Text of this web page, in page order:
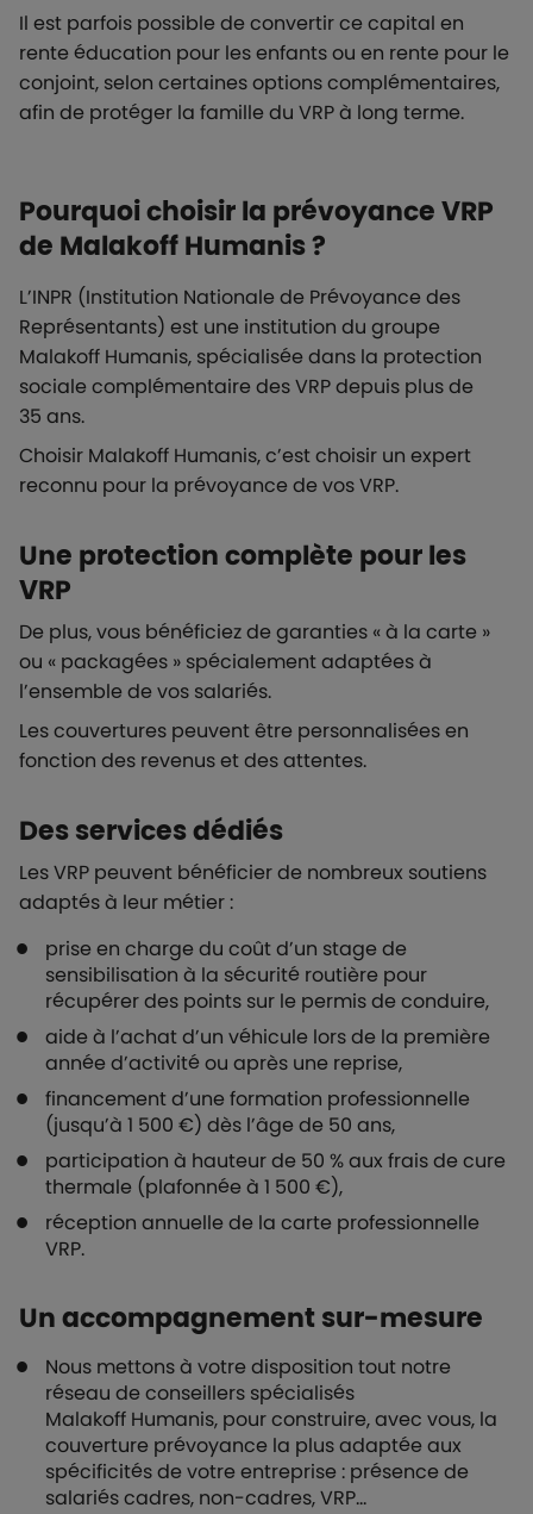
Il est parfois possible de convertir ce capital en
rente éducation pour les enfants ou en rente pour le
conjoint, selon certaines options complémentaires,
afin de protéger la famille du VRP à long terme.
Pourquoi choisir la prévoyance VRP
de Malakoff Humanis ?
L’INPR (Institution Nationale de Prévoyance des
Représentants) est une institution du groupe
Malakoff Humanis, spécialisée dans la protection
sociale complémentaire des VRP depuis plus de
35 ans.
Choisir Malakoff Humanis, c’est choisir un expert
reconnu pour la prévoyance de vos VRP.
Une protection complète pour les
VRP
De plus, vous bénéficiez de garanties « à la carte »
ou « packagées » spécialement adaptées à
l’ensemble de vos salariés.
Les couvertures peuvent être personnalisées en
fonction des revenus et des attentes.
Des services dédiés
Les VRP peuvent bénéficier de nombreux soutiens
adaptés à leur métier :
prise en charge du coût d’un stage de
sensibilisation à la sécurité routière pour
récupérer des points sur le permis de conduire,
aide à l’achat d’un véhicule lors de la première
année d’activité ou après une reprise,
financement d’une formation professionnelle
(jusqu’à 1 500 €) dès l’âge de 50 ans,
participation à hauteur de 50 % aux frais de cure
thermale (plafonnée à 1 500 €),
réception annuelle de la carte professionnelle
VRP.
Un accompagnement sur-mesure
Nous mettons à votre disposition tout notre
réseau de conseillers spécialisés
Malakoff Humanis, pour construire, avec vous, la
couverture prévoyance la plus adaptée aux
spécificités de votre entreprise : présence de
salariés cadres, non-cadres, VRP…